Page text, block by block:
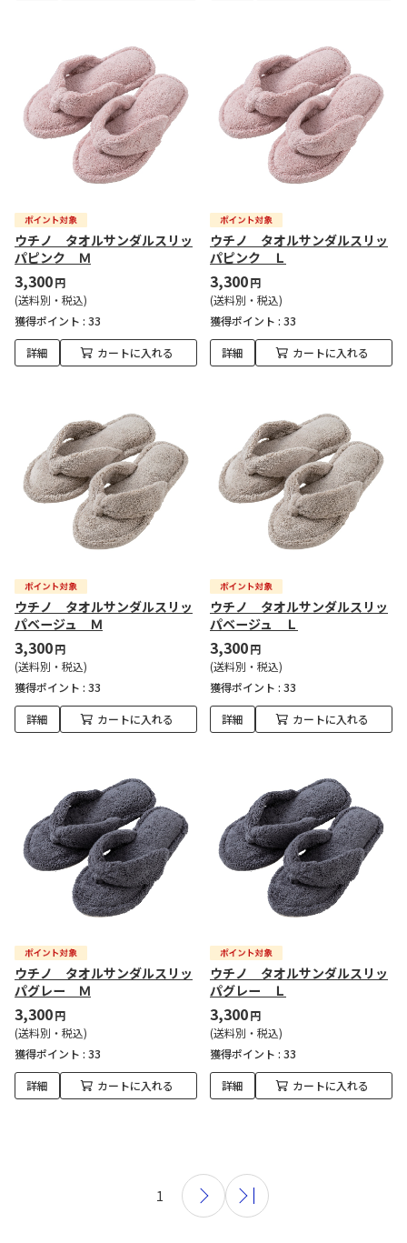
ウチノ タオルサンダルスリッ
パピンク Ｍ
3,300円
(送料別・税込)
獲得ポイント : 33
詳細 カートに入れる
ウチノ タオルサンダルスリッ
パピンク Ｌ
3,300円
(送料別・税込)
獲得ポイント : 33
詳細 カートに入れる
ウチノ タオルサンダルスリッ
パベージュ Ｍ
3,300円
(送料別・税込)
獲得ポイント : 33
詳細 カートに入れる
ウチノ タオルサンダルスリッ
パベージュ Ｌ
3,300円
(送料別・税込)
獲得ポイント : 33
詳細 カートに入れる
ウチノ タオルサンダルスリッ
パグレー Ｍ
3,300円
(送料別・税込)
獲得ポイント : 33
詳細 カートに入れる
ウチノ タオルサンダルスリッ
パグレー Ｌ
3,300円
(送料別・税込)
獲得ポイント : 33
詳細 カートに入れる
1